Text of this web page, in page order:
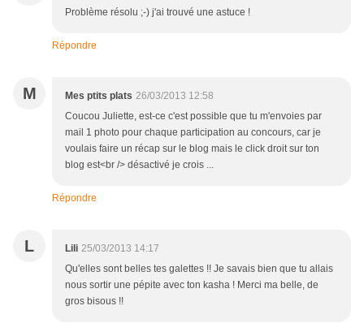
Problème résolu ;-) j'ai trouvé une astuce !
Répondre
M Mes ptits plats 26/03/2013 12:58
Coucou Juliette, est-ce c'est possible que tu m'envoies par
mail 1 photo pour chaque participation au concours, car je
voulais faire un récap sur le blog mais le click droit sur ton
blog est<br /> désactivé je crois ...
Répondre
L Lili 25/03/2013 14:17
Qu'elles sont belles tes galettes !! Je savais bien que tu allais
nous sortir une pépite avec ton kasha ! Merci ma belle, de
gros bisous !!